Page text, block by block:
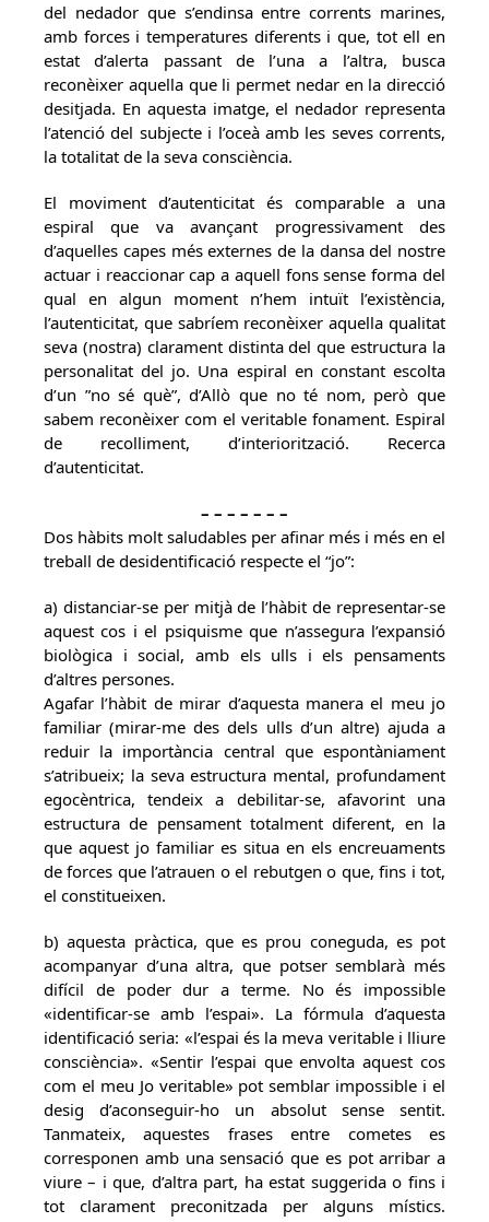
del nedador que s’endinsa entre corrents marines,
amb forces i temperatures diferents i que, tot ell en
estat d’alerta passant de l’una a l’altra, busca
reconèixer aquella que li permet nedar en la direcció
desitjada. En aquesta imatge, el nedador representa
l’atenció del subjecte i l’oceà amb les seves corrents,
la totalitat de la seva consciència.
El moviment d’autenticitat és comparable a una
espiral que va avançant progressivament des
d’aquelles capes més externes de la dansa del nostre
actuar i reaccionar cap a aquell fons sense forma del
qual en algun moment n’hem intuït l’existència,
l’autenticitat, que sabríem reconèixer aquella qualitat
seva (nostra) clarament distinta del que estructura la
personalitat del jo. Una espiral en constant escolta
d’un ”no sé què”, d’Allò que no té nom, però que
sabem reconèixer com el veritable fonament. Espiral
de recolliment, d’interiorització. Recerca
d’autenticitat.
– – – – – – –
Dos hàbits molt saludables per afinar més i més en el
treball de desidentificació respecte el “jo”:
a) distanciar-se per mitjà de l’hàbit de representar-se
aquest cos i el psiquisme que n’assegura l’expansió
biològica i social, amb els ulls i els pensaments
d’altres persones.
Agafar l’hàbit de mirar d’aquesta manera el meu jo
familiar (mirar-me des dels ulls d’un altre) ajuda a
reduir la importància central que espontàniament
s’atribueix; la seva estructura mental, profundament
egocèntrica, tendeix a debilitar-se, afavorint una
estructura de pensament totalment diferent, en la
que aquest jo familiar es situa en els encreuaments
de forces que l’atrauen o el rebutgen o que, fins i tot,
el constitueixen.
b) aquesta pràctica, que es prou coneguda, es pot
acompanyar d’una altra, que potser semblarà més
difícil de poder dur a terme. No és impossible
«identificar-se amb l’espai». La fórmula d’aquesta
identificació seria: «l’espai és la meva veritable i lliure
consciència». «Sentir l’espai que envolta aquest cos
com el meu Jo veritable» pot semblar impossible i el
desig d’aconseguir-ho un absolut sense sentit.
Tanmateix, aquestes frases entre cometes es
corresponen amb una sensació que es pot arribar a
viure – i que, d’altra part, ha estat suggerida o fins i
tot clarament preconitzada per alguns místics.